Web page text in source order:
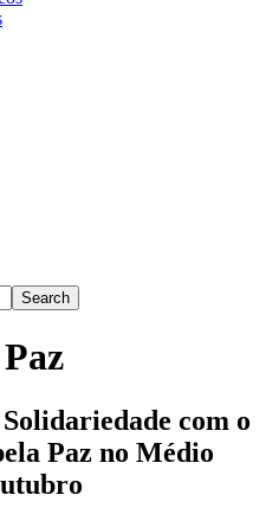
Search
com o
Paz no Médio